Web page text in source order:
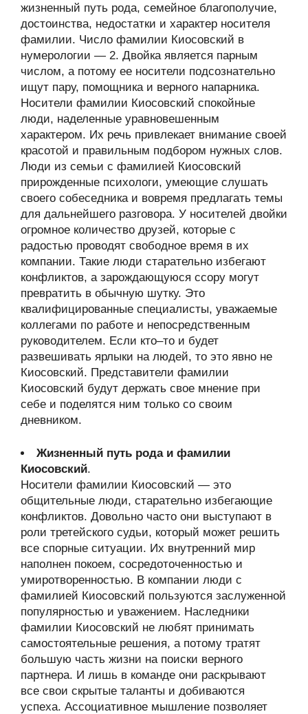
жизненный путь рода, семейное благополучие,
достоинства, недостатки и характер носителя
фамилии. Число фамилии Киосовский в
нумерологии — 2. Двойка является парным
числом, а потому ее носители подсознательно
ищут пару, помощника и верного напарника.
Носители фамилии Киосовский спокойные
люди, наделенные уравновешенным
характером. Их речь привлекает внимание своей
красотой и правильным подбором нужных слов.
Люди из семьи с фамилией Киосовский
прирожденные психологи, умеющие слушать
своего собеседника и вовремя предлагать темы
для дальнейшего разговора. У носителей двойки
огромное количество друзей, которые с
радостью проводят свободное время в их
компании. Такие люди старательно избегают
конфликтов, а зарождающуюся ссору могут
превратить в обычную шутку. Это
квалифицированные специалисты, уважаемые
коллегами по работе и непосредственным
руководителем. Если кто–то и будет
развешивать ярлыки на людей, то это явно не
Киосовский. Представители фамилии
Киосовский будут держать свое мнение при
себе и поделятся ним только со своим
дневником.
Жизненный путь рода и фамилии
Киосовский.
Носители фамилии Киосовский — это
общительные люди, старательно избегающие
конфликтов. Довольно часто они выступают в
роли третейского судьи, который может решить
все спорные ситуации. Их внутренний мир
наполнен покоем, сосредоточенностью и
умиротворенностью. В компании люди с
фамилией Киосовский пользуются заслуженной
популярностью и уважением. Наследники
фамилии Киосовский не любят принимать
самостоятельные решения, а потому тратят
большую часть жизни на поиски верного
партнера. И лишь в команде они раскрывают
все свои скрытые таланты и добиваются
успеха. Ассоциативное мышление позволяет